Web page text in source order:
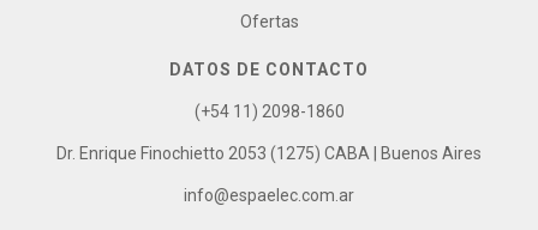
Ofertas
DATOS DE CONTACTO
(+54 11) 2098-1860
Dr. Enrique Finochietto 2053 (1275) CABA | Buenos Aires
info@espaelec.com.ar